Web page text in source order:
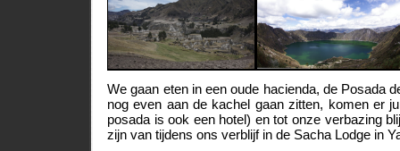
We gaan eten in een oude hacienda, de Posada
nog even aan de kachel gaan zitten, komen er
posada is ook een hotel) en tot onze verbazing
zijn van tijdens ons verblijf in de Sacha Lodge in